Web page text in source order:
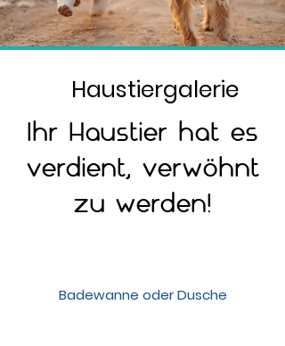
Haustiergalerie
Ihr Haustier hat es
verdient, verwöhnt
zu werden!
Badewanne oder Dusche